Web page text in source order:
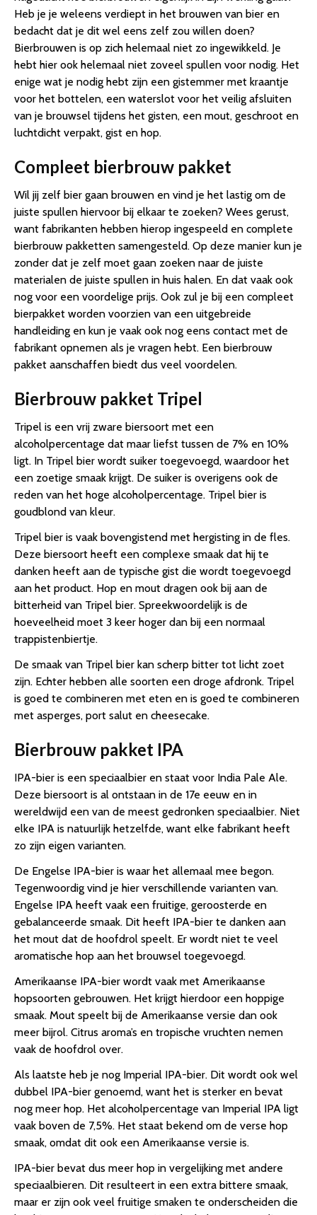
Heb je je weleens verdiept in het brouwen van bier en
bedacht dat je dit wel eens zelf zou willen doen?
Bierbrouwen is op zich helemaal niet zo ingewikkeld. Je
hebt hier ook helemaal niet zoveel spullen voor nodig. Het
enige wat je nodig hebt zijn een gistemmer met kraantje
voor het bottelen, een waterslot voor het veilig afsluiten
van je brouwsel tijdens het gisten, een mout, geschroot en
luchtdicht verpakt, gist en hop.
Compleet bierbrouw pakket
Wil jij zelf bier gaan brouwen en vind je het lastig om de
juiste spullen hiervoor bij elkaar te zoeken? Wees gerust,
want fabrikanten hebben hierop ingespeeld en complete
bierbrouw pakketten samengesteld. Op deze manier kun je
zonder dat je zelf moet gaan zoeken naar de juiste
materialen de juiste spullen in huis halen. En dat vaak ook
nog voor een voordelige prijs. Ook zul je bij een compleet
bierpakket worden voorzien van een uitgebreide
handleiding en kun je vaak ook nog eens contact met de
fabrikant opnemen als je vragen hebt. Een bierbrouw
pakket aanschaffen biedt dus veel voordelen.
Bierbrouw pakket Tripel
Tripel is een vrij zware biersoort met een
alcoholpercentage dat maar liefst tussen de 7% en 10%
ligt. In Tripel bier wordt suiker toegevoegd, waardoor het
een zoetige smaak krijgt. De suiker is overigens ook de
reden van het hoge alcoholpercentage. Tripel bier is
goudblond van kleur.
Tripel bier is vaak bovengistend met hergisting in de fles.
Deze biersoort heeft een complexe smaak dat hij te
danken heeft aan de typische gist die wordt toegevoegd
aan het product. Hop en mout dragen ook bij aan de
bitterheid van Tripel bier. Spreekwoordelijk is de
hoeveelheid moet 3 keer hoger dan bij een normaal
trappistenbiertje.
De smaak van Tripel bier kan scherp bitter tot licht zoet
zijn. Echter hebben alle soorten een droge afdronk. Tripel
is goed te combineren met eten en is goed te combineren
met asperges, port salut en cheesecake.
Bierbrouw pakket IPA
IPA-bier is een speciaalbier en staat voor India Pale Ale.
Deze biersoort is al ontstaan in de 17e eeuw en in
wereldwijd een van de meest gedronken speciaalbier. Niet
elke IPA is natuurlijk hetzelfde, want elke fabrikant heeft
zo zijn eigen varianten.
De Engelse IPA-bier is waar het allemaal mee begon.
Tegenwoordig vind je hier verschillende varianten van.
Engelse IPA heeft vaak een fruitige, geroosterde en
gebalanceerde smaak. Dit heeft IPA-bier te danken aan
het mout dat de hoofdrol speelt. Er wordt niet te veel
aromatische hop aan het brouwsel toegevoegd.
Amerikaanse IPA-bier wordt vaak met Amerikaanse
hopsoorten gebrouwen. Het krijgt hierdoor een hoppige
smaak. Mout speelt bij de Amerikaanse versie dan ook
meer bijrol. Citrus aroma’s en tropische vruchten nemen
vaak de hoofdrol over.
Als laatste heb je nog Imperial IPA-bier. Dit wordt ook wel
dubbel IPA-bier genoemd, want het is sterker en bevat
nog meer hop. Het alcoholpercentage van Imperial IPA ligt
vaak boven de 7,5%. Het staat bekend om de verse hop
smaak, omdat dit ook een Amerikaanse versie is.
IPA-bier bevat dus meer hop in vergelijking met andere
speciaalbieren. Dit resulteert in een extra bittere smaak,
maar er zijn ook veel fruitige smaken te onderscheiden die